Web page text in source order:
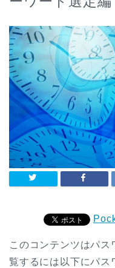
このコンテンツはパス
覧するには以下にパス